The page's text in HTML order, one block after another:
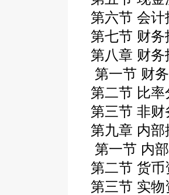
第六节 会计
第七节 财务
第八章 财务
第一节 财务
第二节 比率
第三节 非财
第九章 内部
第一节 内部
第二节 货币
第三节 实物